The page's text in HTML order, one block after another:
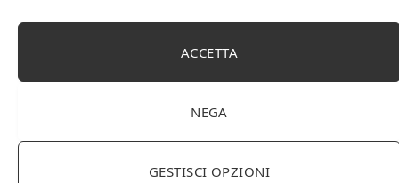
ACCETTA
NEGA
GESTISCI OPZIONI